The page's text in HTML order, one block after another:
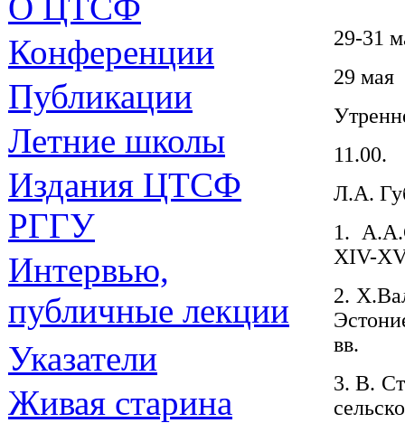
Конференции
Публикации
Летние школы
Издания ЦТСФ
РГГУ
Интервью,
публичные лекции
Указатели
Живая cтарина
29-31
29 мая
11.00.
Л.А.
1.
XIV-
2.
вв.
3. В.